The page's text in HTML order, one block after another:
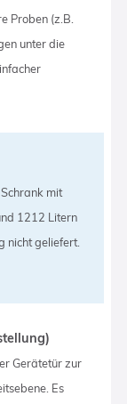
Proben (z.B.
unter die
mit
1212 Litern
nicht geliefert.
Gerätetür zur
Es